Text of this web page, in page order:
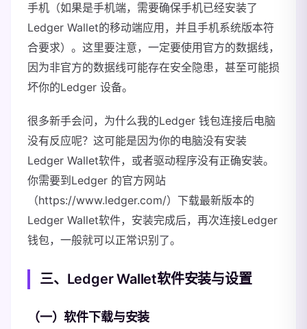
手机（如果是手机端，需要确保手机已经安装了
Ledger Wallet的移动端应用，并且手机系统版本符
合要求）。这里要注意，一定要使用官方的数据线，
因为非官方的数据线可能存在安全隐患，甚至可能损
坏你的Ledger 设备。
很多新手会问，为什么我的Ledger 钱包连接后电脑
没有反应呢？这可能是因为你的电脑没有安装
Ledger Wallet软件，或者驱动程序没有正确安装。
你需要到Ledger 的官方网站
（https://www.ledger.com/）下载最新版本的
Ledger Wallet软件，安装完成后，再次连接Ledger
钱包，一般就可以正常识别了。
三、Ledger Wallet软件安装与设置
（一）软件下载与安装